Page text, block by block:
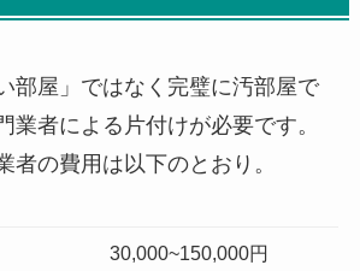
部屋」ではなく完璧に汚部屋で
業者による片付けが必要です。
者の費用は以下のとおり。
30,000~150,000円